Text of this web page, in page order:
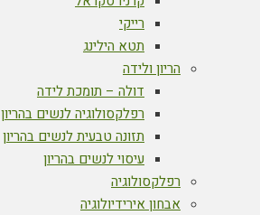
רייקי
תטא הילינג
הריון ולידה
דולה – תומכת לידה
רפלקסולוגיה לנשים בהריון
תזונה טבעית לנשים בהריון
עיסוי לנשים בהריון
רפלקסולוגיה
אבחון אירידיולוגיה